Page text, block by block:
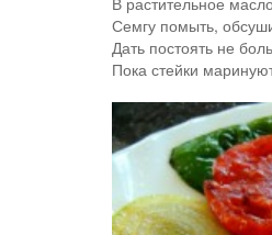
Семгу помыть,
Дать постоять не
Пока стейки